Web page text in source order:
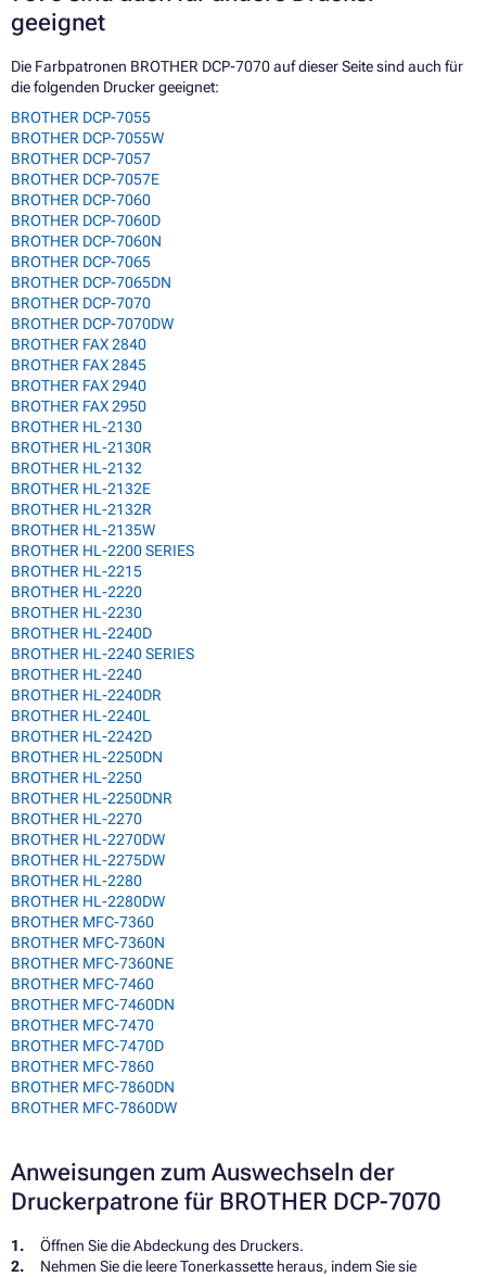
geeignet
Die Farbpatronen BROTHER DCP-7070 auf dieser Seite sind auch für
die folgenden Drucker geeignet:
BROTHER DCP-7055
BROTHER DCP-7055W
BROTHER DCP-7057
BROTHER DCP-7057E
BROTHER DCP-7060
BROTHER DCP-7060D
BROTHER DCP-7060N
BROTHER DCP-7065
BROTHER DCP-7065DN
BROTHER DCP-7070
BROTHER DCP-7070DW
BROTHER FAX 2840
BROTHER FAX 2845
BROTHER FAX 2940
BROTHER FAX 2950
BROTHER HL-2130
BROTHER HL-2130R
BROTHER HL-2132
BROTHER HL-2132E
BROTHER HL-2132R
BROTHER HL-2135W
BROTHER HL-2200 SERIES
BROTHER HL-2215
BROTHER HL-2220
BROTHER HL-2230
BROTHER HL-2240D
BROTHER HL-2240 SERIES
BROTHER HL-2240
BROTHER HL-2240DR
BROTHER HL-2240L
BROTHER HL-2242D
BROTHER HL-2250DN
BROTHER HL-2250
BROTHER HL-2250DNR
BROTHER HL-2270
BROTHER HL-2270DW
BROTHER HL-2275DW
BROTHER HL-2280
BROTHER HL-2280DW
BROTHER MFC-7360
BROTHER MFC-7360N
BROTHER MFC-7360NE
BROTHER MFC-7460
BROTHER MFC-7460DN
BROTHER MFC-7470
BROTHER MFC-7470D
BROTHER MFC-7860
BROTHER MFC-7860DN
BROTHER MFC-7860DW
Anweisungen zum Auswechseln der
Druckerpatrone für BROTHER DCP-7070
Öffnen Sie die Abdeckung des Druckers.
Nehmen Sie die leere Tonerkassette heraus, indem Sie sie